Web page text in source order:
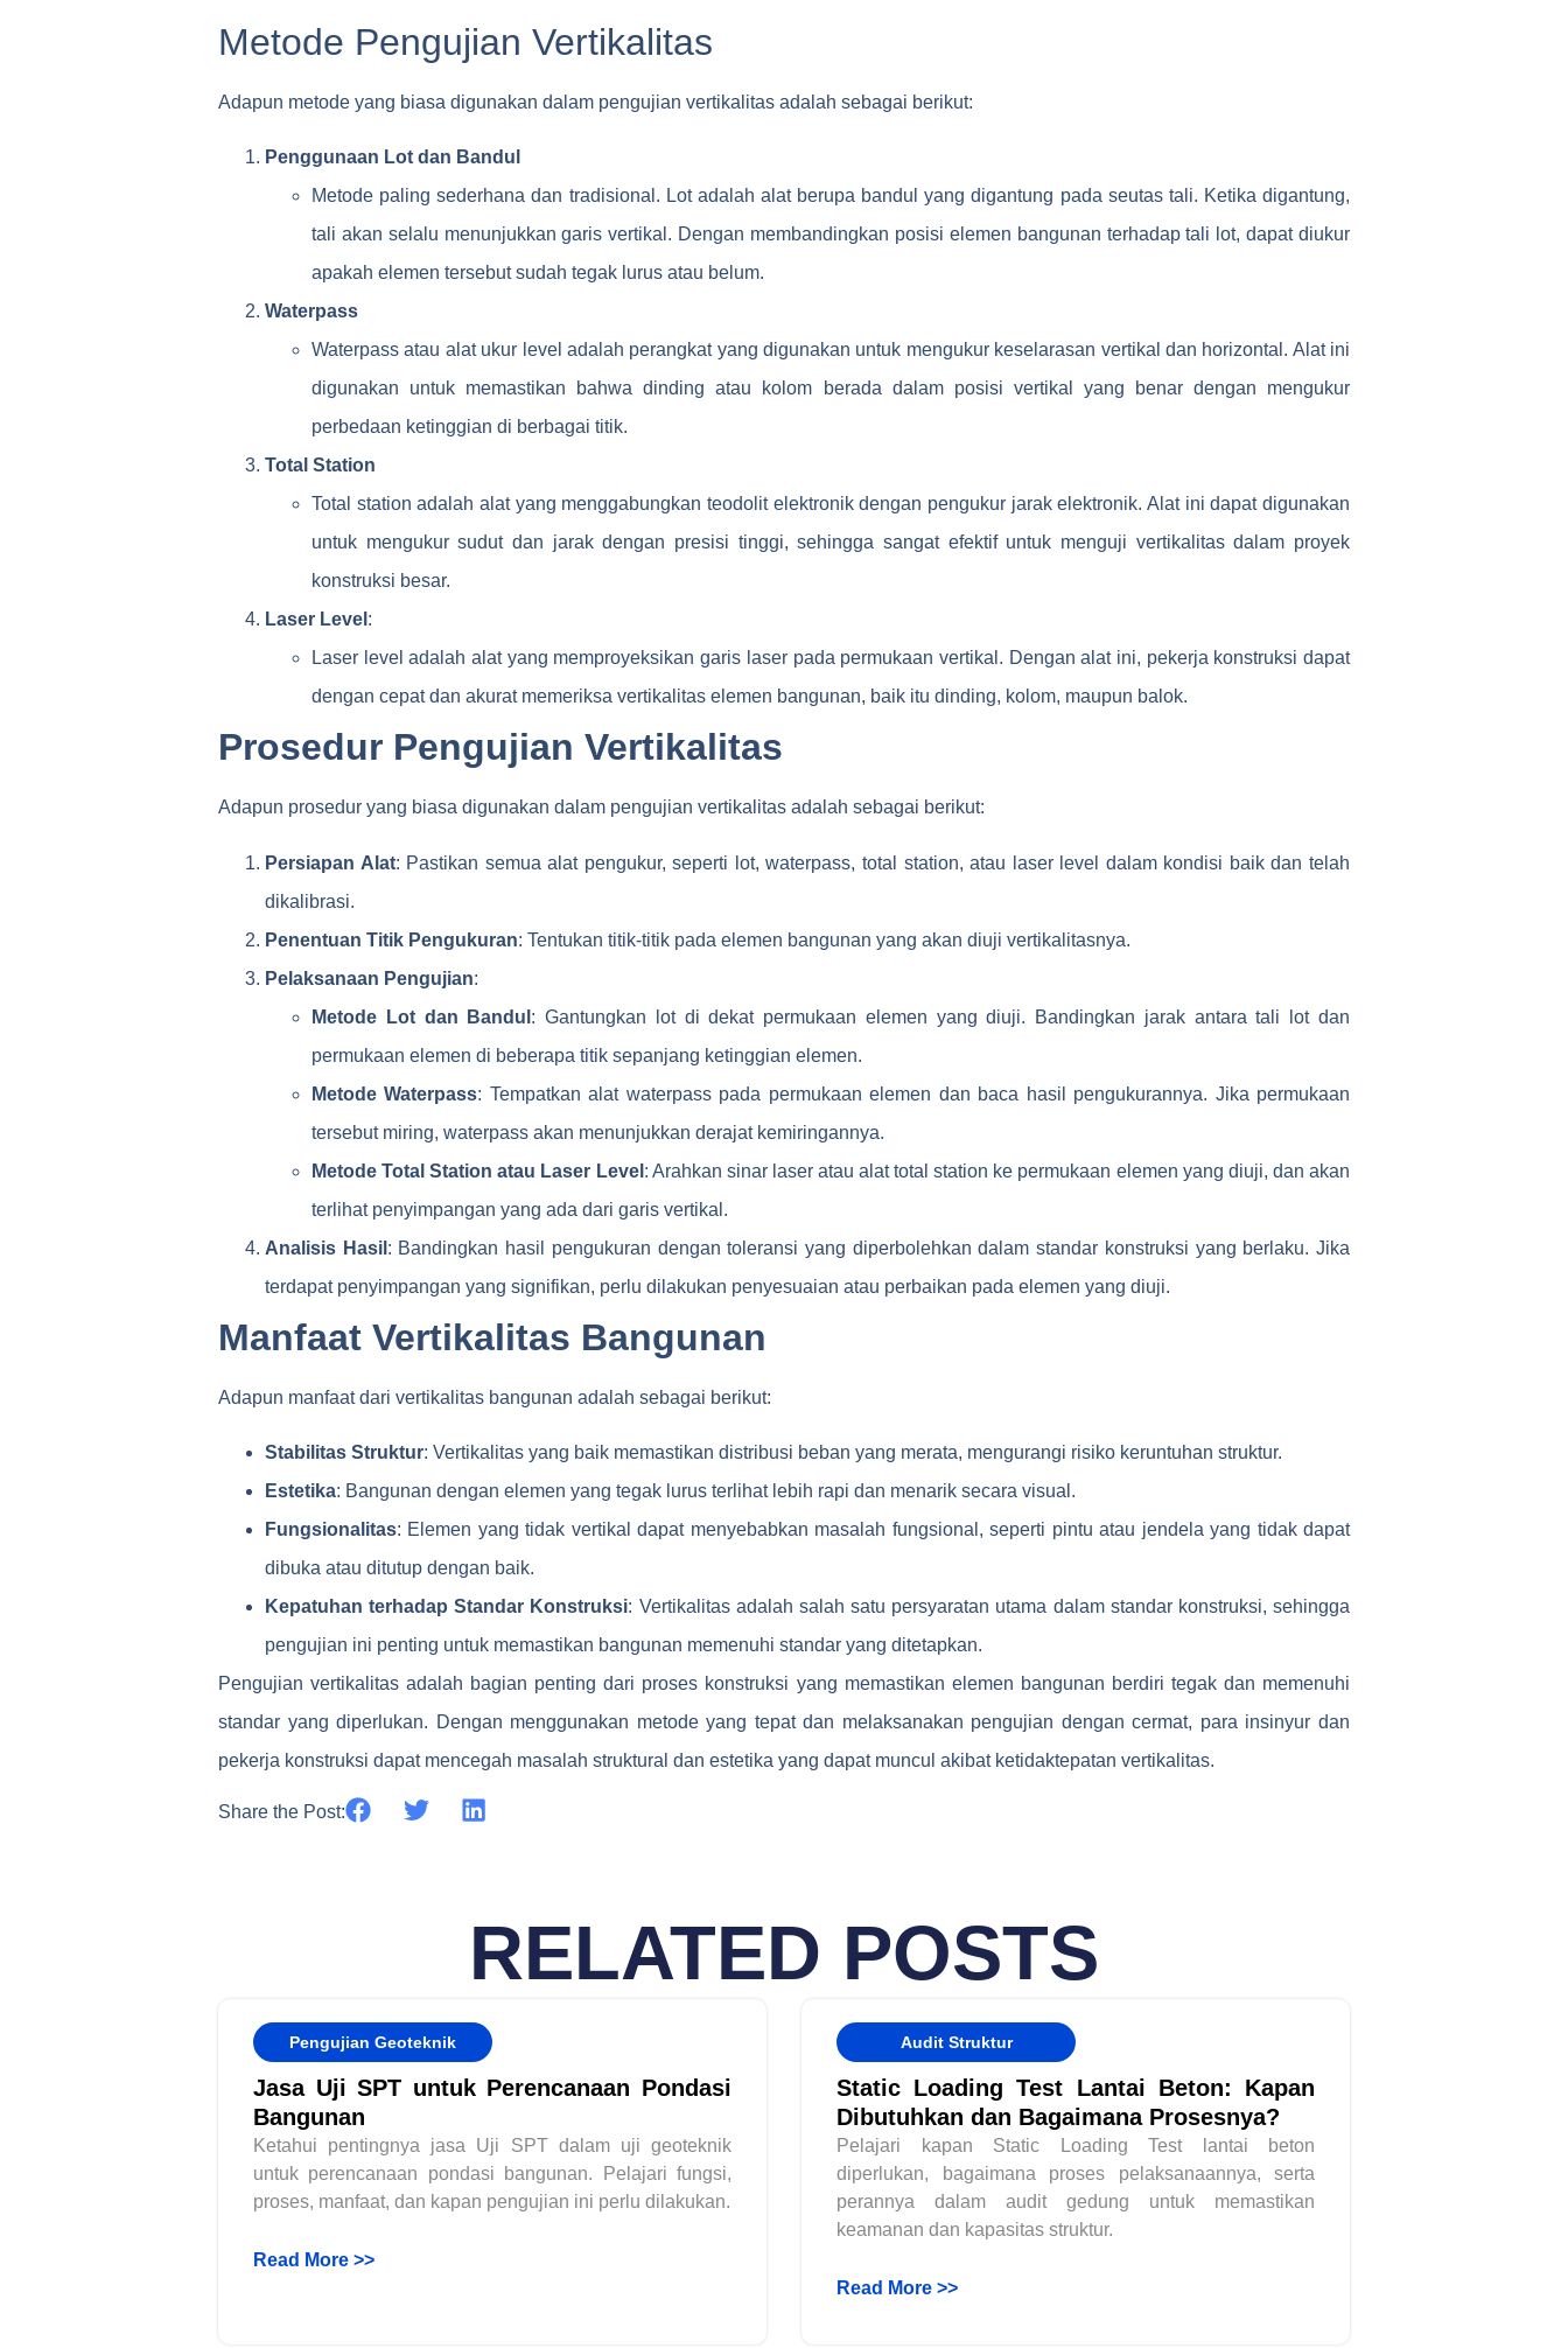
Metode Pengujian Vertikalitas
Adapun metode yang biasa digunakan dalam pengujian vertikalitas adalah sebagai berikut:
Penggunaan Lot dan Bandul
Metode paling sederhana dan tradisional. Lot adalah alat berupa bandul yang digantung pada seutas tali. Ketika digantung,
tali akan selalu menunjukkan garis vertikal. Dengan membandingkan posisi elemen bangunan terhadap tali lot, dapat diukur
apakah elemen tersebut sudah tegak lurus atau belum.
Waterpass
Waterpass atau alat ukur level adalah perangkat yang digunakan untuk mengukur keselarasan vertikal dan horizontal. Alat ini
digunakan untuk memastikan bahwa dinding atau kolom berada dalam posisi vertikal yang benar dengan mengukur
perbedaan ketinggian di berbagai titik.
Total Station
Total station adalah alat yang menggabungkan teodolit elektronik dengan pengukur jarak elektronik. Alat ini dapat digunakan
untuk mengukur sudut dan jarak dengan presisi tinggi, sehingga sangat efektif untuk menguji vertikalitas dalam proyek
konstruksi besar.
Laser Level :
Laser level adalah alat yang memproyeksikan garis laser pada permukaan vertikal. Dengan alat ini, pekerja konstruksi dapat
dengan cepat dan akurat memeriksa vertikalitas elemen bangunan, baik itu dinding, kolom, maupun balok.
Prosedur Pengujian Vertikalitas
Adapun prosedur yang biasa digunakan dalam pengujian vertikalitas adalah sebagai berikut:
Persiapan Alat: Pastikan semua alat pengukur, seperti lot, waterpass, total station, atau laser level dalam kondisi baik dan telah
dikalibrasi.
Penentuan Titik Pengukuran: Tentukan titik-titik pada elemen bangunan yang akan diuji vertikalitasnya.
Pelaksanaan Pengujian:
Metode Lot dan Bandul : Gantungkan lot di dekat permukaan elemen yang diuji. Bandingkan jarak antara tali lot dan
permukaan elemen di beberapa titik sepanjang ketinggian elemen.
Metode Waterpass: Tempatkan alat waterpass pada permukaan elemen dan baca hasil pengukurannya. Jika permukaan
tersebut miring, waterpass akan menunjukkan derajat kemiringannya.
Metode Total Station atau Laser Level : Arahkan sinar laser atau alat total station ke permukaan elemen yang diuji, dan akan
terlihat penyimpangan yang ada dari garis vertikal.
Analisis Hasil : Bandingkan hasil pengukuran dengan toleransi yang diperbolehkan dalam standar konstruksi yang berlaku. Jika
terdapat penyimpangan yang signifikan, perlu dilakukan penyesuaian atau perbaikan pada elemen yang diuji.
Manfaat Vertikalitas Bangunan
Adapun manfaat dari vertikalitas bangunan adalah sebagai berikut:
Stabilitas Struktur: Vertikalitas yang baik memastikan distribusi beban yang merata, mengurangi risiko keruntuhan struktur.
Estetika: Bangunan dengan elemen yang tegak lurus terlihat lebih rapi dan menarik secara visual.
Fungsionalitas: Elemen yang tidak vertikal dapat menyebabkan masalah fungsional, seperti pintu atau jendela yang tidak dapat
dibuka atau ditutup dengan baik.
Kepatuhan terhadap Standar Konstruksi: Vertikalitas adalah salah satu persyaratan utama dalam standar konstruksi, sehingga
pengujian ini penting untuk memastikan bangunan memenuhi standar yang ditetapkan.
Pengujian vertikalitas adalah bagian penting dari proses konstruksi yang memastikan elemen bangunan berdiri tegak dan memenuhi
standar yang diperlukan. Dengan menggunakan metode yang tepat dan melaksanakan pengujian dengan cermat, para insinyur dan
pekerja konstruksi dapat mencegah masalah struktural dan estetika yang dapat muncul akibat ketidaktepatan vertikalitas.
Share the Post:
RELATED POSTS
Pengujian Geoteknik
Jasa Uji SPT untuk Perencanaan Pondasi
Bangunan
Ketahui pentingnya jasa Uji SPT dalam uji geoteknik
untuk perencanaan pondasi bangunan. Pelajari fungsi,
proses, manfaat, dan kapan pengujian ini perlu dilakukan.
Read More >>
Audit Struktur
Static Loading Test Lantai Beton: Kapan
Dibutuhkan dan Bagaimana Prosesnya?
Pelajari kapan Static Loading Test lantai beton
diperlukan, bagaimana proses pelaksanaannya, serta
perannya dalam audit gedung untuk memastikan
keamanan dan kapasitas struktur.
Read More >>